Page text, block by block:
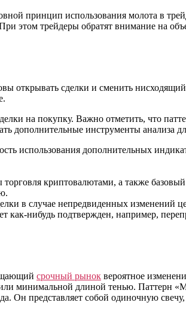
принцип использования молота в
этом трейдеры обратят внимание на
открывать сделки и сменить
на покупку. Важно отметить, что
дополнительные инструменты анализа
использования дополнительных
криптовалютами, а также
в случае непредвиденных изменений
как-нибудь подтвержден, например,
срочный рынок вероятное
минимальной длиной тенью. Паттерн
Он представляет собой одиночную